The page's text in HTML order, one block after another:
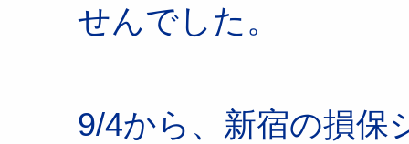
せんでした。
9/4から、新宿の損保